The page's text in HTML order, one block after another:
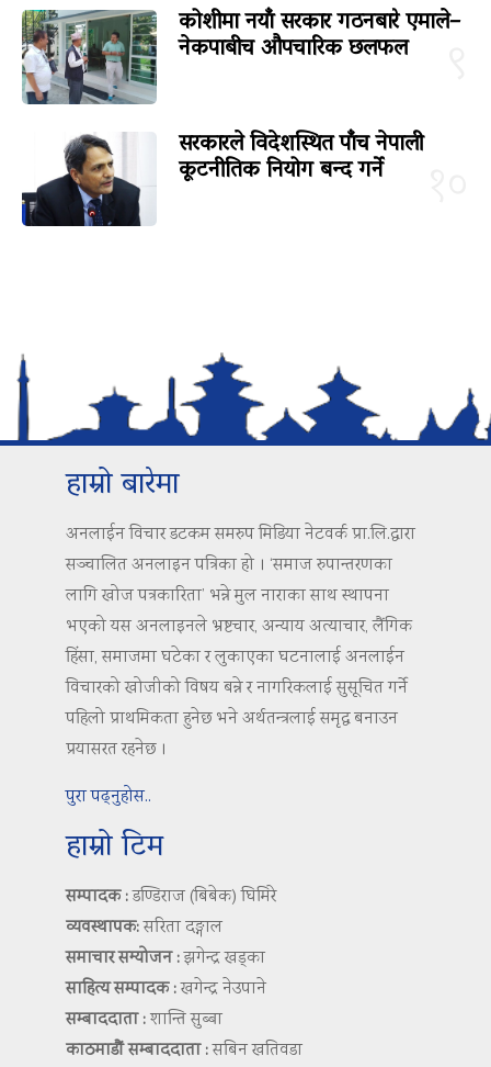
कोशीमा नयाँ सरकार गठनबारे एमाले–
नेकपाबीच औपचारिक छलफल
सरकारले विदेशस्थित पाँच नेपाली
कूटनीतिक नियोग बन्द गर्ने
हाम्रो बारेमा
अनलाईन विचार डटकम समरुप मिडिया नेटवर्क प्रा.लि.द्वारा
सञ्चालित अनलाइन पत्रिका हो । ‘समाज रुपान्तरणका
लागि खोज पत्रकारिता’ भन्ने मुल नाराका साथ स्थापना
भएको यस अनलाइनले भ्रष्टचार, अन्याय अत्याचार, लैंगिक
हिंसा, समाजमा घटेका र लुकाएका घटनालाई अनलाईन
विचारको खोजीको विषय बन्ने र नागरिकलाई सुसूचित गर्ने
पहिलो प्राथमिकता हुनेछ भने अर्थतन्त्रलाई समृद्ध बनाउन
प्रयासरत रहनेछ ।
पुरा पढ्नुहोस..
हाम्रो टिम
सम्पादक :डण्डिराज (बिबेक) घिमिरे
व्यवस्थापक:सरिता दङ्गाल
समाचार सम्योजन :झगेन्द्र खड्का
साहित्य सम्पादक :खगेन्द्र नेउपाने
सम्बाददाता :शान्ति सुब्बा
काठमाडौं सम्बाददाता :सबिन खतिवडा